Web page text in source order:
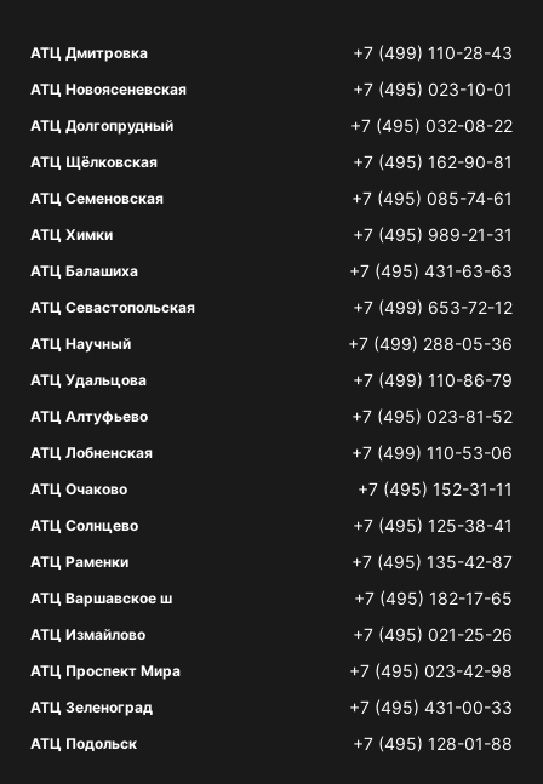
АТЦ Дмитровка +7 (499) 110-28-43
АТЦ Новоясеневская +7 (495) 023-10-01
АТЦ Долгопрудный +7 (495) 032-08-22
АТЦ Щёлковская +7 (495) 162-90-81
АТЦ Семеновская +7 (495) 085-74-61
АТЦ Химки +7 (495) 989-21-31
АТЦ Балашиха +7 (495) 431-63-63
АТЦ Севастопольская +7 (499) 653-72-12
АТЦ Научный +7 (499) 288-05-36
АТЦ Удальцова +7 (499) 110-86-79
АТЦ Алтуфьево +7 (495) 023-81-52
АТЦ Лобненская +7 (499) 110-53-06
АТЦ Очаково +7 (495) 152-31-11
АТЦ Солнцево +7 (495) 125-38-41
АТЦ Раменки +7 (495) 135-42-87
АТЦ Варшавское ш +7 (495) 182-17-65
АТЦ Измайлово +7 (495) 021-25-26
АТЦ Проспект Мира +7 (495) 023-42-98
АТЦ Зеленоград +7 (495) 431-00-33
АТЦ Подольск +7 (495) 128-01-88